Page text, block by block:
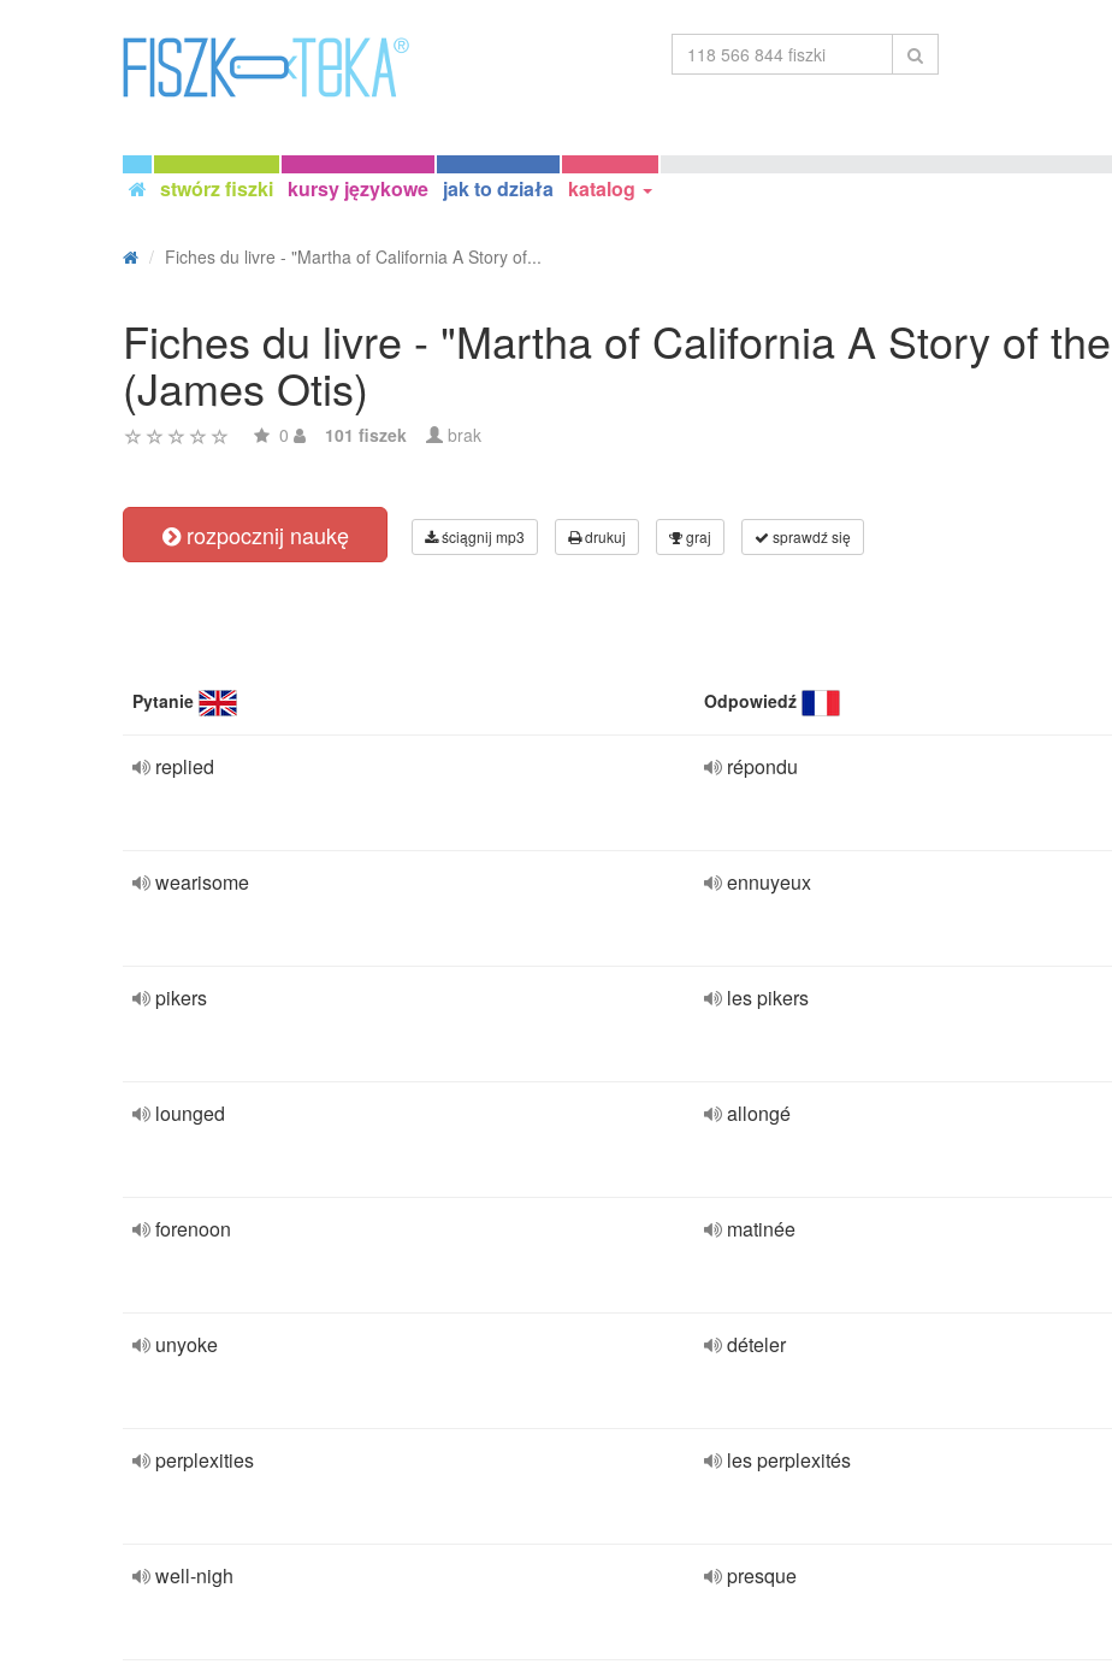
stwórz fiszki kursy językowe jak to działa katalog
Fiches du livre - "Martha of California A Story of...
Fiches du livre - "Martha of California A Story of
(James Otis)
0 101 fiszek brak
rozpocznij naukę ściągnij mp3 drukuj graj sprawdź się
Pytanie Odpowiedź
replied répondu
wearisome ennuyeux
pikers les pikers
lounged allongé
forenoon matinée
unyoke dételer
perplexities les perplexités
well-nigh presque